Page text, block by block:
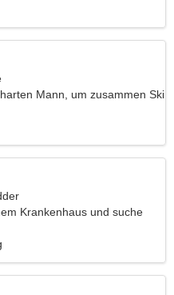
Mann, um zusammen Ski
Krankenhaus und suche